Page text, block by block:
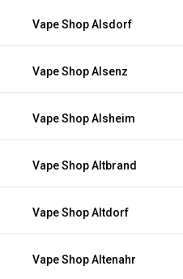
Vape Shop Alsdorf
Vape Shop Alsenz
Vape Shop Alsheim
Vape Shop Altbrand
Vape Shop Altdorf
Vape Shop Altenahr